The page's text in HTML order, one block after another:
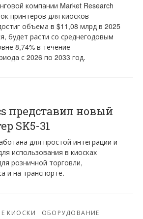
компании Market Research
принтеров для киосков
объема в $11,08 млрд в 2025
будет расти со среднегодовым
8,74% в течение
с 2026 по 2033 год.
представил новый
SK5-31
для простой интеграции и
использования в киосках
розничной торговли,
и на транспорте.
КИОСКИ ОБОРУДОВАНИЕ